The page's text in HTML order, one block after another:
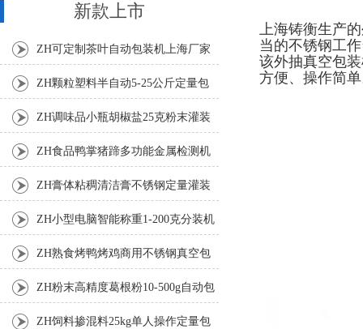
上海铸衡生产
当的不锈钢工
该外抽真空包
方便、操作简
新款上市
ZH可定制茶叶自动包装机上海厂家
ZH颗粒塑料半自动5-25公斤定量包
装机 ZH调味品小瓶胡椒盐25克粉末灌装
ZH食品鸭掌猪蹄多功能金属检测机
ZH膏体粘稠清洁膏不锈钢定量灌装
机厂家 ZH小型电脑智能称重1-200克分装机
ZH熟食烤鸭烤鸡商用不锈钢真空包
装机 ZH粉末高精度葛根粉10-500g自动包
装机 ZH饲料掺混料25kg单人操作定量包